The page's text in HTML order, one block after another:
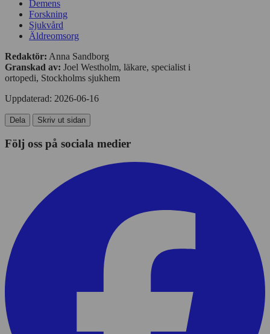
Demens
Forskning
Sjukvård
Äldreomsorg
Redaktör: Anna Sandborg
Granskad av: Joel Westholm, läkare, specialist i
ortopedi, Stockholms sjukhem
Uppdaterad: 2026-06-16
Dela Skriv ut sidan
Följ oss på sociala medier
personlig
annonsmätning
av
Cookies
för
anpassade
annonser